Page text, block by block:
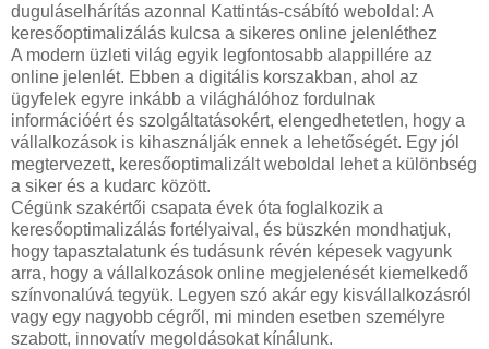
duguláselhárítás azonnal Kattintás-csábító weboldal: A
keresőoptimalizálás kulcsa a sikeres online jelenléthez
A modern üzleti világ egyik legfontosabb alappillére az
online jelenlét. Ebben a digitális korszakban, ahol az
ügyfelek egyre inkább a világhálóhoz fordulnak
információért és szolgáltatásokért, elengedhetetlen, hogy a
vállalkozások is kihasználják ennek a lehetőségét. Egy jól
megtervezett, keresőoptimalizált weboldal lehet a különbség
a siker és a kudarc között.
Cégünk szakértői csapata évek óta foglalkozik a
keresőoptimalizálás fortélyaival, és büszkén mondhatjuk,
hogy tapasztalatunk és tudásunk révén képesek vagyunk
arra, hogy a vállalkozások online megjelenését kiemelkedő
színvonalúvá tegyük. Legyen szó akár egy kisvállalkozásról
vagy egy nagyobb cégről, mi minden esetben személyre
szabott, innovatív megoldásokat kínálunk.